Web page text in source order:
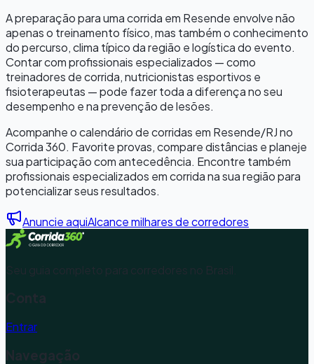
A preparação para uma corrida em Resende envolve não
apenas o treinamento físico, mas também o conhecimento
do percurso, clima típico da região e logística do evento.
Contar com profissionais especializados — como
treinadores de corrida, nutricionistas esportivos e
fisioterapeutas — pode fazer toda a diferença no seu
desempenho e na prevenção de lesões.
Acompanhe o calendário de corridas em Resende/RJno
Corrida 360. Favorite provas, compare distâncias e planeje
sua participação com antecedência. Encontre também
profissionais especializados em corrida na sua região para
potencializar seus resultados.
Anuncie aquiAlcance milhares de corredores
Seu guia completo para corredores no Brasil.
Conta
Entrar
Navegação